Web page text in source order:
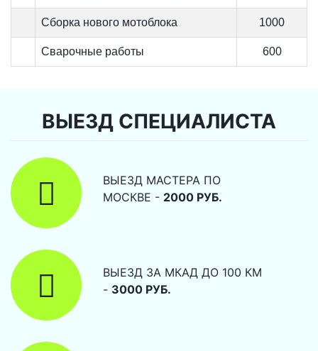
Сборка нового мотоблока 1000
Сварочные работы 600
ВЫЕЗД СПЕЦИАЛИСТА
ВЫЕЗД МАСТЕРА ПО
МОСКВЕ - 2000 РУБ.
ВЫЕЗД ЗА МКАД ДО 100 КМ
- 3000 РУБ.